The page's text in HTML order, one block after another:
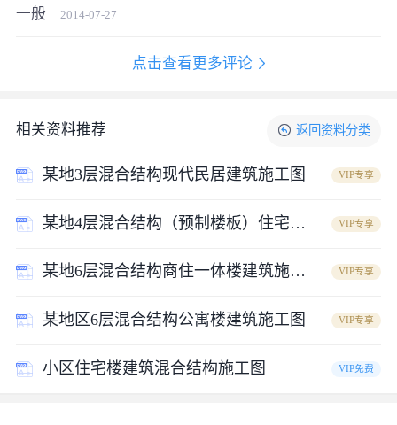
某地7层混合结构住宅楼建筑施工图_图3
一般 2014-07-27
点击查看更多评论
相关资料推荐 返回 资料分类
某地3层混合结构现代民居建筑施工图 VIP专享
某地4层混合结构（预制楼板）住宅楼施工图 VIP专享
某地6层混合结构商住一体楼建筑施工图 VIP专享
某地区6层混合结构公寓楼建筑施工图 VIP专享
小区住宅楼建筑混合结构施工图 VIP免费